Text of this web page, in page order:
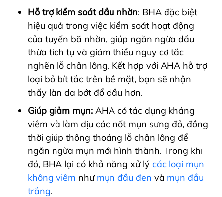
Hỗ trợ kiểm soát dầu nhờn: BHA đặc biệt
hiệu quả trong việc kiểm soát hoạt động
của tuyến bã nhờn, giúp ngăn ngừa dầu
thừa tích tụ và giảm thiểu nguy cơ tắc
nghẽn lỗ chân lông. Kết hợp với AHA hỗ trợ
loại bỏ bít tắc trên bề mặt, bạn sẽ nhận
thấy làn da bớt đổ dầu hơn.
Giúp giảm mụn: AHA có tác dụng kháng
viêm và làm dịu các nốt mụn sưng đỏ, đồng
thời giúp thông thoáng lỗ chân lông để
ngăn ngừa mụn mới hình thành. Trong khi
đó, BHA lại có khả năng xử lý các loại mụn
không viêm như mụn đầu đen và mụn đầu
trắng.